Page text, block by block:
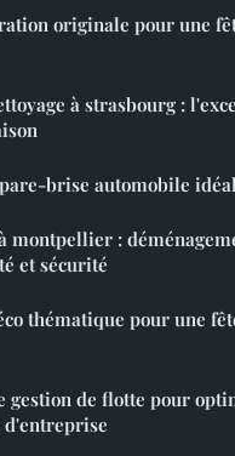
originale pour une
à strasbourg :
brise automobile idéal
montpellier :
et sécurité
thématique pour une
gestion de flotte pour
d'entreprise